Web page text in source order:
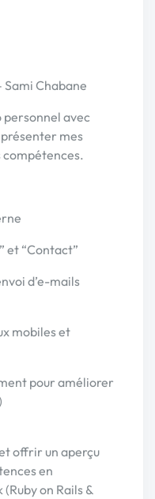
Chabane
personnel avec
mes
compétences.
et “Contact”
d’e-mails
mobiles et
pour améliorer
offrir un aperçu
en
on Rails &